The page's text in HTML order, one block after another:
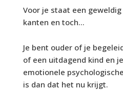
Voor je staat een
kanten en toch...
Je bent ouder of je
of een uitdagend kind en
emotionele
is dan dat het nu krijgt.